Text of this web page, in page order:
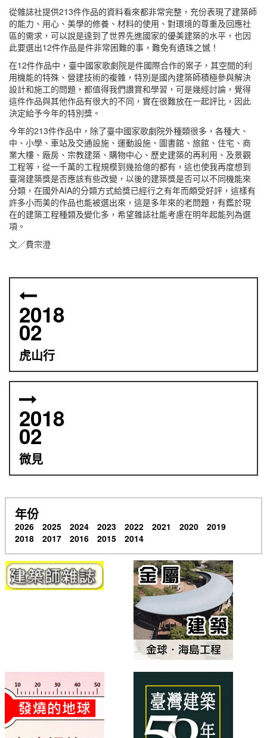
從雜誌社提供213件作品的資料看來都非常完整，充份表現了建築師
的能力、用心、美學的修養、材料的使用、對環境的尊重及回應社
區的需求，可以說是達到了世界先進國家的優美建築的水平，也因
此要選出12件作品是件非常困難的事，難免有遺珠之憾！
在12件作品中，臺中國家歌劇院是件國際合作的案子，其空間的利
用機能的特殊、營建技術的複雜，特別是國內建築師積極參與解決
設計和施工的問題，都值得我們讚賞和學習，可是幾經討論，覺得
這件作品與其他作品有很大的不同，實在很難放在一起評比，因此
決定給予今年的特別獎。
今年的213件作品中，除了臺中國家歌劇院外種類很多，各種大、
中、小學、車站及交通設施、運動設施、圖書館、旅館、住宅、商
業大樓、廠房、宗教建築、購物中心、歷史建築的再利用、及景觀
工程等，從一千萬的工程規模到幾拾億的都有，這也使我再度想到
臺灣建築獎是否應該有些改變，以後的建築獎是否可以不同機能來
分類，在國外AIA的分類方式給獎已經行之有年而頗受好評，這樣有
許多小而美的作品也能被選出來，這是多年來的老問題，有鑑於現
在的建築工程種類及變化多，希望雜誌社能考慮在明年起能列為選
項。
文／費宗澄
2018
02
虎山行
2018
02
微見
年份
2026 2025 2024 2023 2022 2021 2020
2019
2018
2017 2016 2015 2014